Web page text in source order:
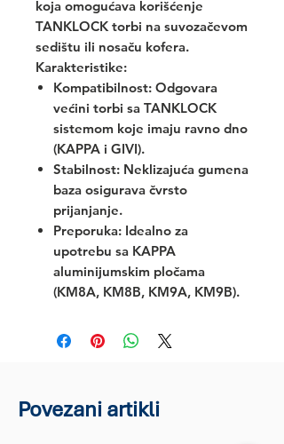
koja omogućava korišćenje
TANKLOCK torbi na suvozačevom
sedištu ili nosaču kofera.
Karakteristike:
Kompatibilnost: Odgovara
većini torbi sa TANKLOCK
sistemom koje imaju ravno dno
(KAPPA i GIVI).
Stabilnost: Neklizajuća gumena
baza osigurava čvrsto
prijanjanje.
Preporuka: Idealno za
upotrebu sa KAPPA
aluminijumskim pločama
(KM8A, KM8B, KM9A, KM9B).
Povezani artikli